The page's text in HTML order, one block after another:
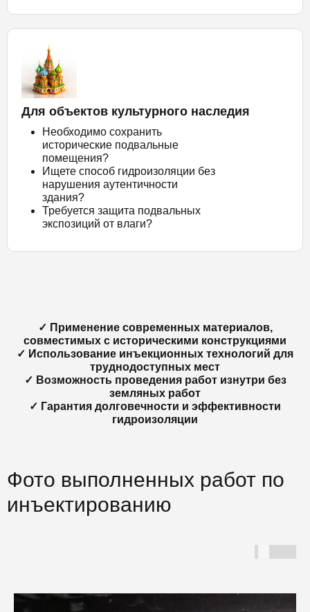
Для объектов культурного наследия
Необходимо сохранить
исторические подвальные
помещения?
Ищете способ гидроизоляции без
нарушения аутентичности
здания?
Требуется защита подвальных
экспозиций от влаги?
✓ Применение современных материалов,
совместимых с историческими конструкциями
✓ Использование инъекционных технологий для
труднодоступных мест
✓ Возможность проведения работ изнутри без
земляных работ
✓ Гарантия долговечности и эффективности
гидроизоляции
Фото выполненных работ по
инъектированию